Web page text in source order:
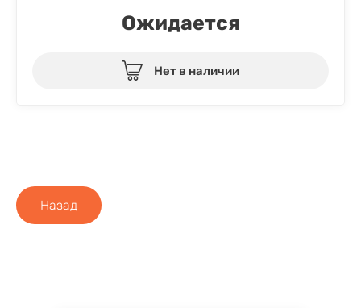
Ожидается
Нет в наличии
Назад